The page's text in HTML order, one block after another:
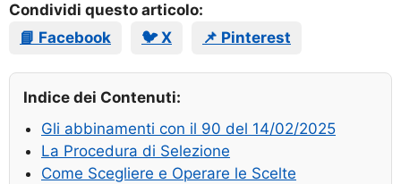
Condividi questo articolo:
📘 Facebook
🐦 X 📌 Pinterest
Indice dei Contenuti:
Gli abbinamenti con il 90 del 14/02/2025
La Procedura di Selezione
Come Scegliere e Operare le Scelte